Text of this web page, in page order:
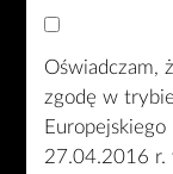
Oświadczam,
zgodę w
27.04.2016 r.